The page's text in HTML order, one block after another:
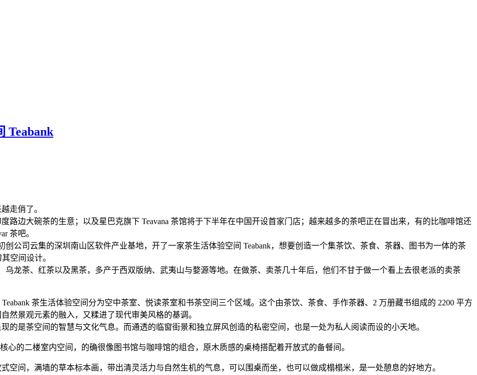
Teabank
走俏了。
路边大碗茶的生意；以及星巴克旗下 Teavana 茶馆将于下半年在中国开设首家门店；越来越多的茶吧正在冒出来，有的比咖啡馆还
茶吧。
公司云集的深圳南山区软件产业基地，开了一家茶生活体验空间 Teabank，想要创造一个集茶饮、茶食、茶器、图书为一体的茶
空间设计。
乌龙茶、红茶以及黑茶，多产于西双版纳、武夷山与婺源等地。在做茶、卖茶几十年后，他们不甘于做一个看上去很老派的卖茶
茶生活体验空间分为空中茶室、悦读茶室和书茶空间三个区域。这个由茶饮、茶食、手作茶器、2 万册藏书组成的 2200 平方
然景观元素的融入，又糅进了现代审美风格的基调。
的是茶空间的智慧与文化气息。而通透的临窗街景和独立屏风创造的私密空间，也是一处为私人阅读而设的小天地。
心的二楼室内空间，的确很像图书馆与咖啡馆的组合，原木质感的桌椅搭配着开放式的备餐间。
空间，满墙的草本标本画，带出清灵活力与自然生机的气息，可以围桌而坐，也可以做成榻榻米，是一处憩息的好地方。